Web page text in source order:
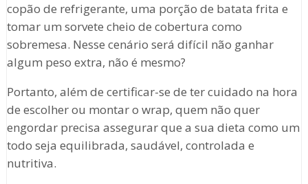
copão de refrigerante, uma porção de batata frita e
tomar um sorvete cheio de cobertura como
sobremesa. Nesse cenário será difícil não ganhar
algum peso extra, não é mesmo?
Portanto, além de certificar-se de ter cuidado na hora
de escolher ou montar o wrap, quem não quer
engordar precisa assegurar que a sua dieta como um
todo seja equilibrada, saudável, controlada e
nutritiva.